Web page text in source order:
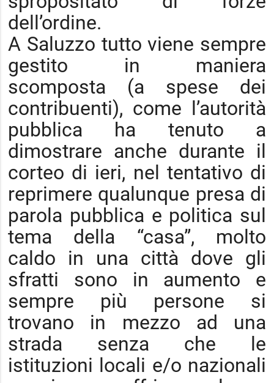
dell’ordine.
A Saluzzo tutto viene sempre
gestito in maniera
scomposta (a spese dei
contribuenti), come l’autorità
pubblica ha tenuto a
dimostrare anche durante il
corteo di ieri, nel tentativo di
reprimere qualunque presa di
parola pubblica e politica sul
tema della “casa”, molto
caldo in una città dove gli
sfratti sono in aumento e
sempre più persone si
trovano in mezzo ad una
strada senza che le
istituzioni locali e/o nazionali